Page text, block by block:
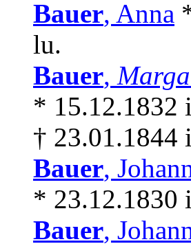
Bauer, Anna
lu.
Bauer,
* 15.12.1832
† 23.01.1844
Bauer,
* 23.12.1830
Bauer,